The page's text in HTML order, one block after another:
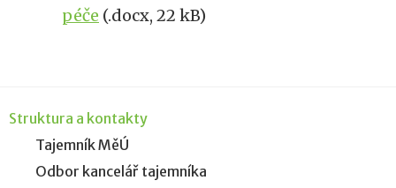
péče (.docx, 22 kB)
Struktura a kontakty
Tajemník MěÚ
Odbor kancelář tajemníka